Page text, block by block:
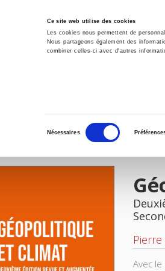
Ce site web utilise des cookies
Les cookies nous permettent de
Nous partageons également des
combiner celles-ci avec d'autres
consentement
Nécessaires
Avec